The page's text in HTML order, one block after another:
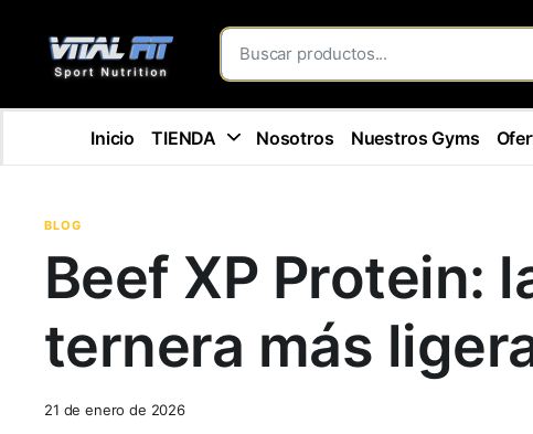
Inicio TIENDA Nosotros Nuestros Gyms
BLOG
Beef XP Protein:
ternera más
21 de enero de 2026